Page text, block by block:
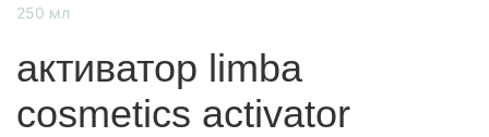
250 мл
активатор limba
cosmetics activator